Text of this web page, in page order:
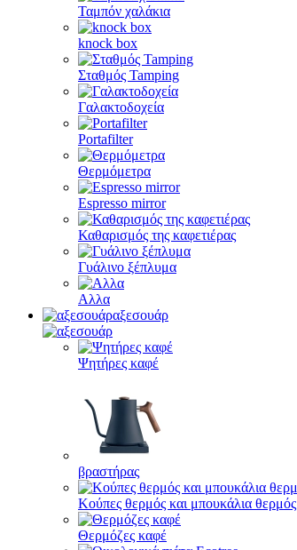
Ταμπόν χαλάκια
knock box
Σταθμός Tamping
Γαλακτοδοχεία
Portafilter
Θερμόμετρα
Espresso mirror
Καθαρισμός της καφετιέρας
Γυάλινο ξέπλυμα
Αλλα
αξεσουάρ
Ψητήρες καφέ
βραστήρας
Κούπες θερμός και μπουκάλια θερμός
Θερμόζες καφέ